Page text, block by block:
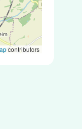
contributors